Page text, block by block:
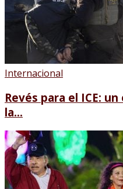
Internacional
Revés para el ICE:
la...